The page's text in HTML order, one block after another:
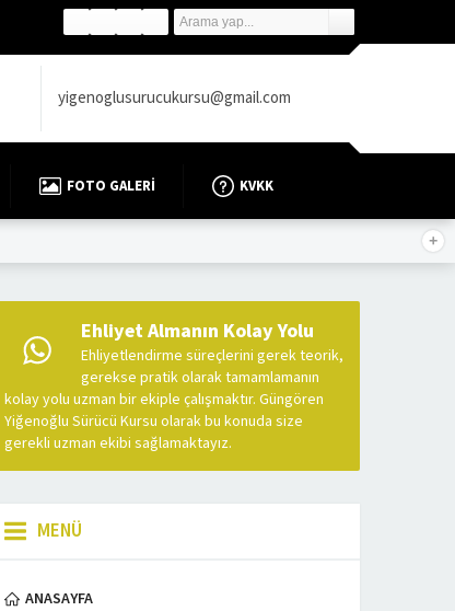
yigenoglusurucukursu@gmail.com
FOTO GALERI KVKK
Ehliyet Almanın Kolay Yolu
Ehliyetlendirme süreçlerini gerek teorik,
gerekse pratik olarak tamamlamanın
kolay yolu uzman bir ekiple çalışmaktır. Güngören
Yiğenoğlu Sürücü Kursu olarak bu konuda size
gerekli uzman ekibi sağlamaktayız.
MENÜ
ANASAYFA